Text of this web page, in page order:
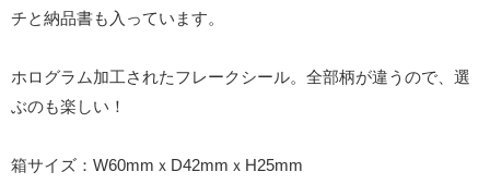
チと納品書も入っています。
ホログラム加工されたフレークシール。全部柄が違うので、選
ぶのも楽しい！
箱サイズ：W60mmｘD42mmｘH25mm